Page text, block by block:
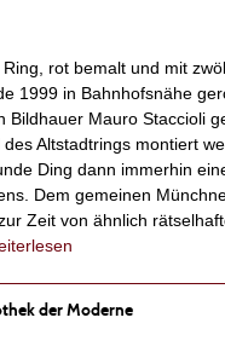
rot bemalt und mit
1999 in Bahnhofsnähe
Bildhauer Mauro Staccioli
Altstadtrings montiert
Ding dann immerhin
Dem gemeinen
Zeit von ähnlich
der Moderne